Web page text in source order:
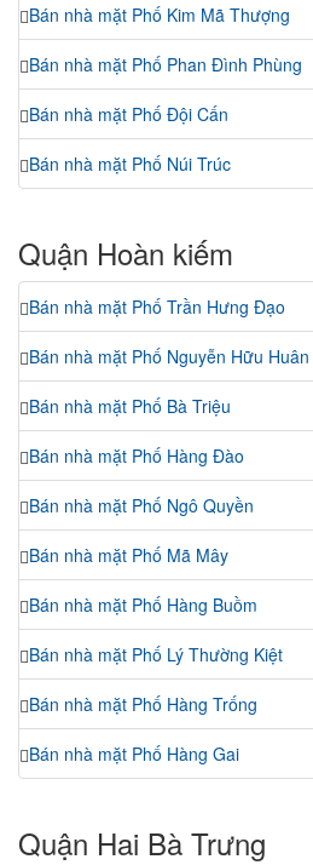
Bán nhà mặt Phố Kim Mã Thượng
Bán nhà mặt Phố Phan Đình Phùng
Bán nhà mặt Phố Đội Cấn
Bán nhà mặt Phố Núi Trúc
Quận Hoàn kiếm
Bán nhà mặt Phố Trần Hưng Đạo
Bán nhà mặt Phố Nguyễn Hữu Huân
Bán nhà mặt Phố Bà Triệu
Bán nhà mặt Phố Hàng Đào
Bán nhà mặt Phố Ngô Quyền
Bán nhà mặt Phố Mã Mây
Bán nhà mặt Phố Hàng Buồm
Bán nhà mặt Phố Lý Thường Kiệt
Bán nhà mặt Phố Hàng Trống
Bán nhà mặt Phố Hàng Gai
Quận Hai Bà Trưng